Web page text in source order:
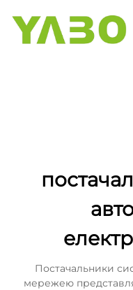
Постачальники
мережею